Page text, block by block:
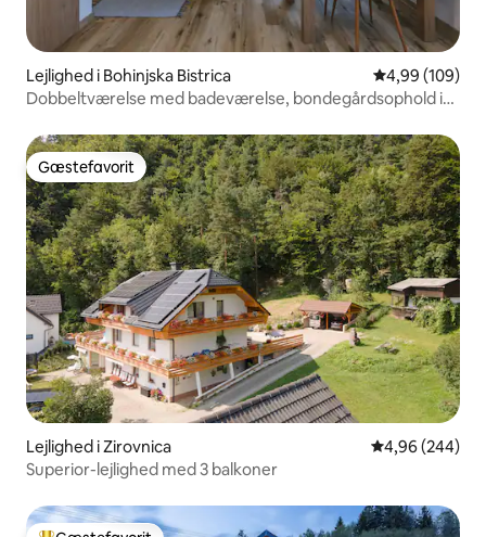
Lejlighed i Bohinjska Bistrica 4,99 ud af 5 i
4,99 (109)
Dobbeltværelse med badeværelse, bondegårdsophold i
Gæstefavorit
Gæstefavorit
Lejlighed i Zirovnica 4,96 ud af 5 i
4,96 (244)
Superior-lejlighed med 3 balkoner